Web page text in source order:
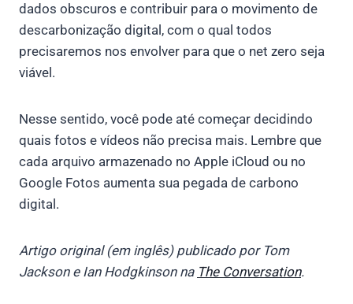
dados obscuros e contribuir para o movimento de
descarbonização digital, com o qual todos
precisaremos nos envolver para que o net zero seja
viável.
Nesse sentido, você pode até começar decidindo
quais fotos e vídeos não precisa mais. Lembre que
cada arquivo armazenado no Apple iCloud ou no
Google Fotos aumenta sua pegada de carbono
digital.
Artigo original (em inglês) publicado por Tom
Jackson e Ian Hodgkinson na The Conversation.